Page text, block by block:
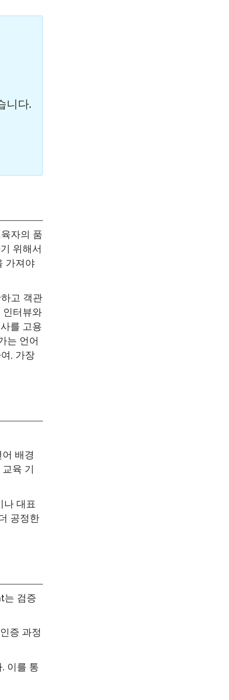
니다.
자의 품
위해서
가져야
고 객관
인터뷰와
를 고용
는 언어
, 가장
배경
육 기
나 대표
공정한
는 검증
증 과정
이를 통